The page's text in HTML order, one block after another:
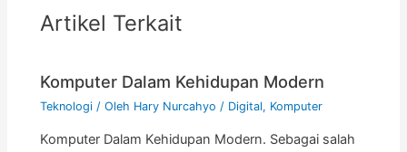
Artikel Terkait
Komputer Dalam Kehidupan Modern
Teknologi / Oleh Hary Nurcahyo / Digital, Komputer
Komputer Dalam Kehidupan Modern. Sebagai salah